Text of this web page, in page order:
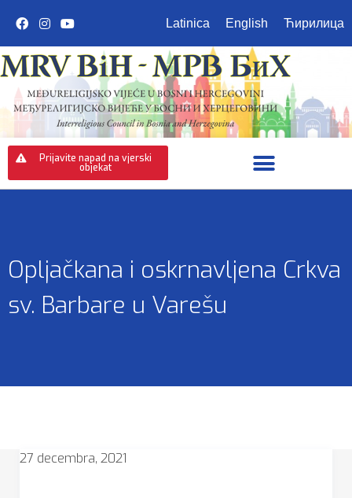
Latinica English Ћирилица
Prijavite napad na vjerski
objekat
Opljačkana i oskrnavljena Crkva
sv. Barbare u Varešu
27 decembra, 2021